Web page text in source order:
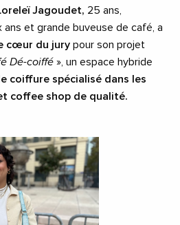
Jagoudet, 25 ans,
et grande buveuse de café, a
cœur du jury pour son projet
Dé-coiffé », un espace hybride
coiffure spécialisé dans les
coffee shop de qualité.